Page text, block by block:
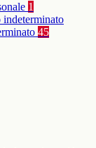
1
indeterminato
45